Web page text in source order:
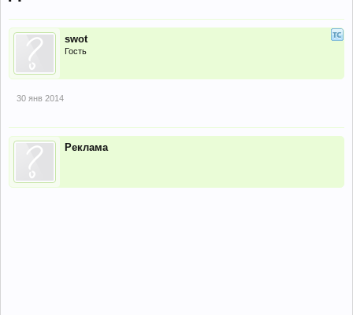
swot
Гость
30 янв 2014
Реклама